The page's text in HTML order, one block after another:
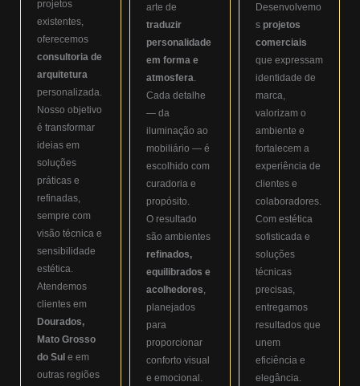
projetos
existentes,
oferecemos
consultoria de
arquitetura
personalizada.
Nosso objetivo
é transformar
ideias em
soluções
práticas e
refinadas,
sempre com
visão técnica e
sensibilidade
estética.
Atendemos
clientes em
Dourados,
Mato Grosso
do Sul e em
outras regiões
arte de
traduzir
personalidade
em forma e
atmosfera.
Cada detalhe
— da
iluminação ao
mobiliário — é
escolhido com
curadoria e
propósito.
O resultado
são ambientes
refinados,
equilibrados e
acolhedores,
planejados
para
proporcionar
conforto visual
e emocional.
Desenvolvemo
s projetos
comerciais
que expressam
identidade de
marca,
valorizam o
ambiente e
fortalecem a
experiência de
clientes e
colaboradores.
Com estética
sofisticada e
soluções
técnicas
precisas,
entregamos
resultados que
unem
eficiência e
elegância.